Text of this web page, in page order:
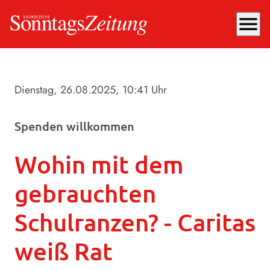
menu
Dienstag, 26.08.2025, 10:41 Uhr
Spenden willkommen
Wohin mit dem
gebrauchten
Schulranzen? - Caritas
weiß Rat